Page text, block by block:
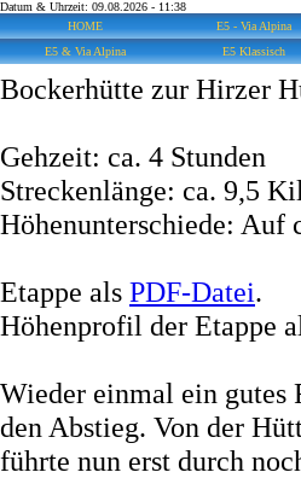
Datum & Uhrzeit: 09.08.2026 - 11:38
HOME
E5 - Via Alpina
E5 & Via Alpina
E5 Klassisch
Bockerhütte zur Hirzer
Gehzeit: ca. 4 Stunden
Streckenlänge: ca. 9,5
Höhenunterschiede: Auf
Etappe als PDF-Datei.
Höhenprofil der Etappe
Wieder einmal ein gutes
den Abstieg. Von der
führte nun erst durch